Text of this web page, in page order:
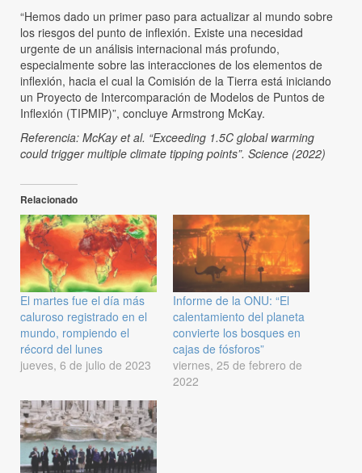
“Hemos dado un primer paso para actualizar al mundo sobre
los riesgos del punto de inflexión. Existe una necesidad
urgente de un análisis internacional más profundo,
especialmente sobre las interacciones de los elementos de
inflexión, hacia el cual la Comisión de la Tierra está iniciando
un Proyecto de Intercomparación de Modelos de Puntos de
Inflexión (TIPMIP)”, concluye Armstrong McKay.
Referencia: McKay et al. “Exceeding 1.5C global warming
could trigger multiple climate tipping points”. Science (2022)
Relacionado
El martes fue el día más
caluroso registrado en el
mundo, rompiendo el
récord del lunes
jueves, 6 de julio de 2023
Informe de la ONU: “El
calentamiento del planeta
convierte los bosques en
cajas de fósforos”
viernes, 25 de febrero de
2022